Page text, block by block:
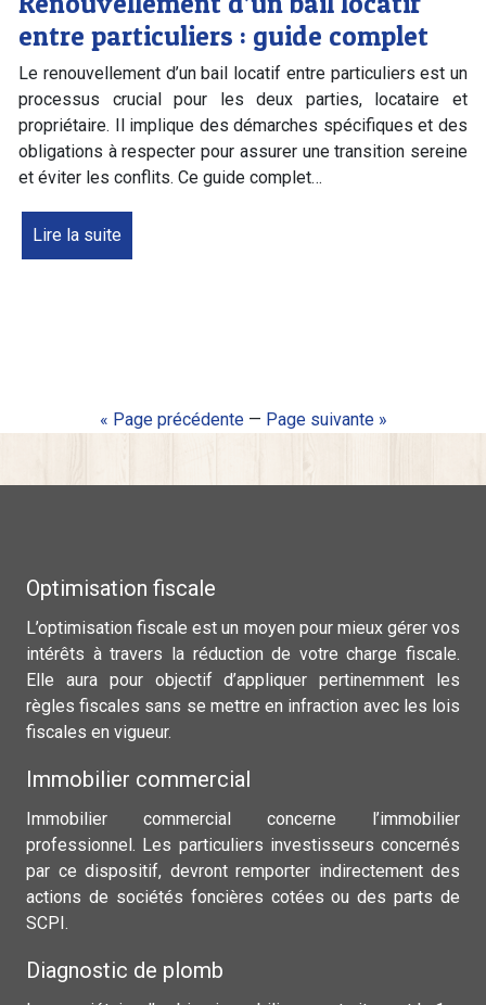
entre particuliers : guide complet
Le renouvellement d’un bail locatif entre particuliers est un
processus crucial pour les deux parties, locataire et
propriétaire. Il implique des démarches spécifiques et des
obligations à respecter pour assurer une transition sereine
et éviter les conflits. Ce guide complet…
Lire la suite
« Page précédente— Page suivante »
Optimisation fiscale
L’optimisation fiscale est un moyen pour mieux gérer vos
intérêts à travers la réduction de votre charge fiscale.
Elle aura pour objectif d’appliquer pertinemment les
règles fiscales sans se mettre en infraction avec les lois
fiscales en vigueur.
Immobilier commercial
Immobilier commercial concerne l’immobilier
professionnel. Les particuliers investisseurs concernés
par ce dispositif, devront remporter indirectement des
actions de sociétés foncières cotées ou des parts de
SCPI.
Diagnostic de plomb